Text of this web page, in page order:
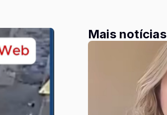
Mais notícias